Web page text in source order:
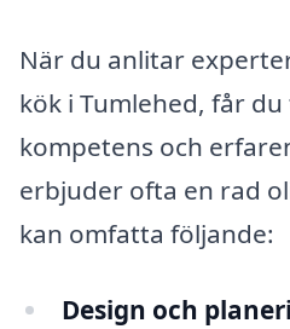
När du anlitar
kök i Tumlehed, får
kompetens och
erbjuder ofta en rad
kan omfatta följande:
Design och